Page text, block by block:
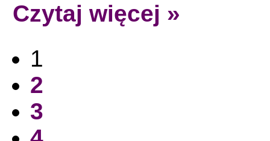
Czytaj więcej »
1
2
3